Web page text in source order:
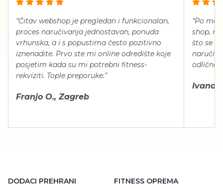
“Čitav webshop je pregledan i funkcionalan,
proces naručivanja jednostavan, ponuda
vrhunska, a i s popustima često pozitivno
iznenadite. Prvo ste mi online odredište koje
posjetim kada su mi potrebni fitness-
rekviziti. Tople preporuke.”
Franjo O., Zagreb
“Po
shop,
što se
naručiti,
odlično
Ivana
DODACI PREHRANI FITNESS OPREMA